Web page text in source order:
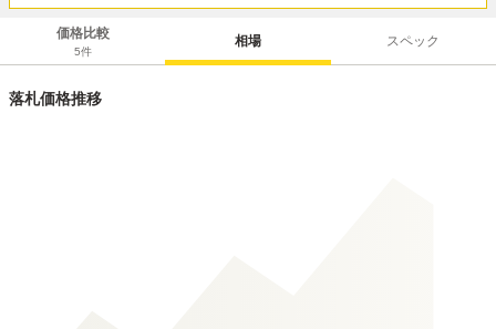
価格比較
5件
相場 スペック
落札価格推移